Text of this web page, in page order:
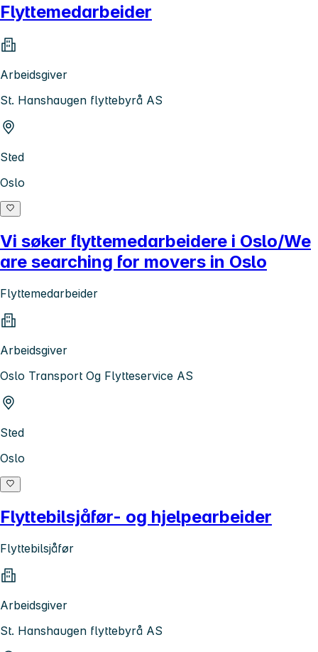
Flyttemedarbeider
Arbeidsgiver
St. Hanshaugen flyttebyrå AS
Sted
Oslo
Vi søker flyttemedarbeidere i Oslo/We
are searching for movers in Oslo
Flyttemedarbeider
Arbeidsgiver
Oslo Transport Og Flytteservice AS
Sted
Oslo
Flyttebilsjåfør- og hjelpearbeider
Flyttebilsjåfør
Arbeidsgiver
St. Hanshaugen flyttebyrå AS